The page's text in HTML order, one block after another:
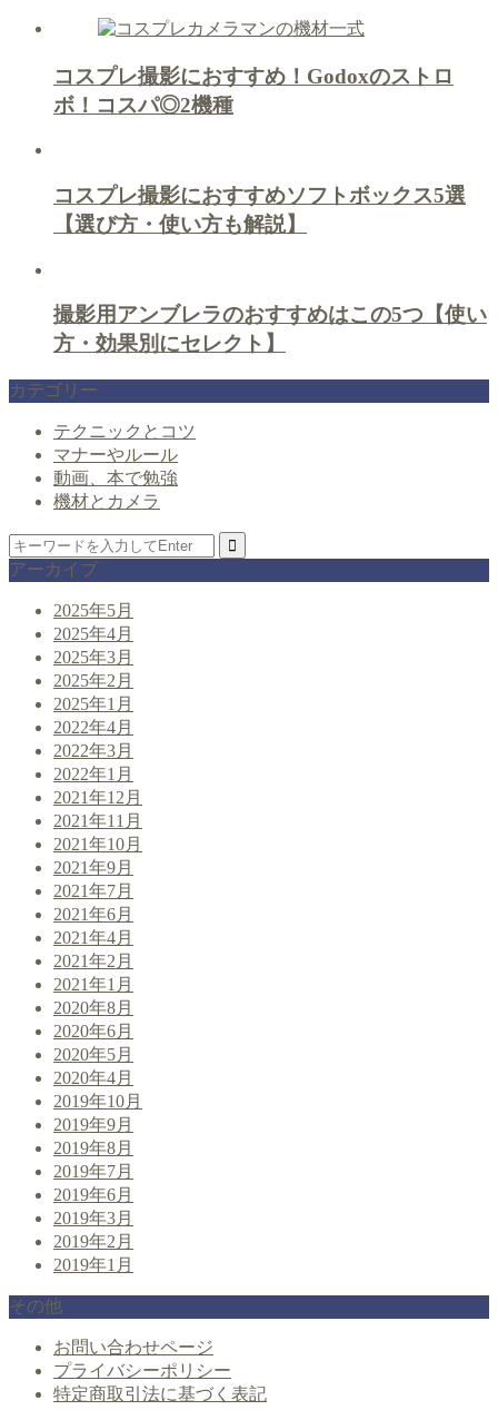
コスプレ撮影におすすめ！Godoxのストロ
ボ！コスパ◎2機種
コスプレ撮影におすすめソフトボックス5選
【選び方・使い方も解説】
撮影用アンブレラのおすすめはこの5つ【使い
方・効果別にセレクト】
カテゴリー
テクニックとコツ
マナーやルール
動画、本で勉強
機材とカメラ
アーカイブ
2025年5月
2025年4月
2025年3月
2025年2月
2025年1月
2022年4月
2022年3月
2022年1月
2021年12月
2021年11月
2021年10月
2021年9月
2021年7月
2021年6月
2021年4月
2021年2月
2021年1月
2020年8月
2020年6月
2020年5月
2020年4月
2019年10月
2019年9月
2019年8月
2019年7月
2019年6月
2019年3月
2019年2月
2019年1月
その他
お問い合わせページ
プライバシーポリシー
特定商取引法に基づく表記